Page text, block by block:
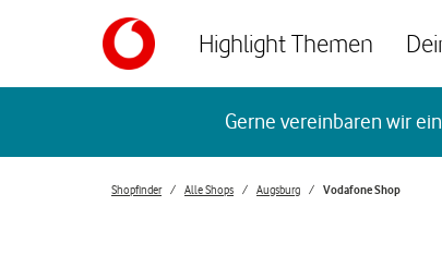
Highlight Themen
Gerne vereinbaren wir
Shopfinder Alle Shops Augsburg Vodafone Shop